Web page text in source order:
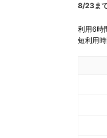
8/23ま
利用6時
短利用